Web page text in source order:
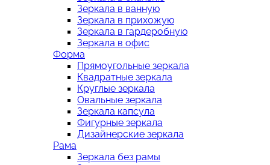
Зеркала в ванную
Зеркала в прихожую
Зеркала в гардеробную
Зеркала в офис
Форма
Прямоугольные зеркала
Квадратные зеркала
Круглые зеркала
Овальные зеркала
Зеркала капсула
Фигурные зеркала
Дизайнерские зеркала
Рама
Зеркала без рамы